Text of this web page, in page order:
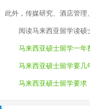
此外，传媒研究、酒店管理
阅读马来西亚留学读硕
马来西亚硕士留学一年
马来西亚硕士留学要几
马来西亚硕士留学要求